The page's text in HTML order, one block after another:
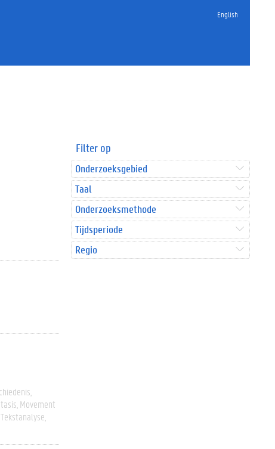
English
Movement
Filter op
Onderzoeksgebied
Taal
Onderzoeksmethode
Tijdsperiode
Regio